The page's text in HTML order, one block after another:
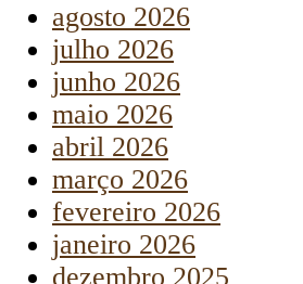
agosto 2026
julho 2026
junho 2026
maio 2026
abril 2026
março 2026
fevereiro 2026
janeiro 2026
dezembro 2025